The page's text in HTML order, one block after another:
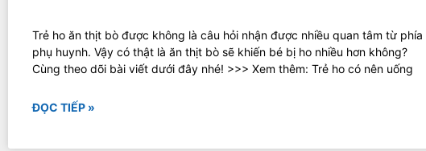
Trẻ ho ăn thịt bò được không là câu hỏi nhận được nhiều quan tâm từ phía
phụ huynh. Vậy có thật là ăn thịt bò sẽ khiến bé bị ho nhiều hơn không?
Cùng theo dõi bài viết dưới đây nhé! >>> Xem thêm: Trẻ ho có nên uống
ĐỌC TIẾP »